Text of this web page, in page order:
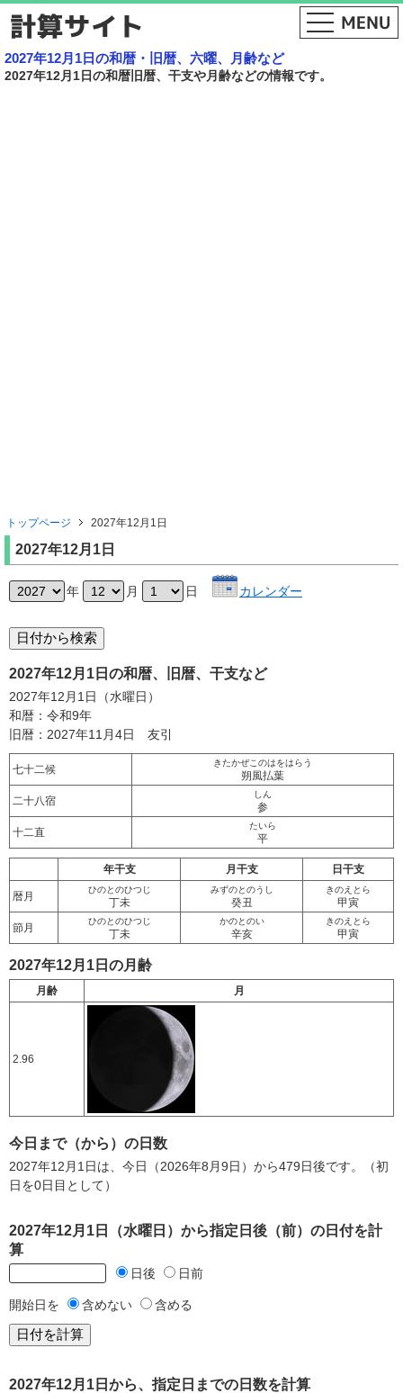
2027年12月1日の和暦・旧暦、六曜、月齢など
2027年12月1日の和暦旧暦、干支や月齢などの情報です。
トップページ 2027年12月1日
2027年12月1日
年 月 日 カレンダー
2027年12月1日の和暦、旧暦、干支など
2027年12月1日（水曜日）
和暦：令和9年
旧暦：2027年11月4日 友引
七十二候
きたかぜこのはをはらう
朔風払葉
二十八宿
しん
参
十二直
たいら
平
年干支 月干支 日干支
暦月
ひのとのひつじ
丁未
みずのとのうし
癸丑
きのえとら
甲寅
節月
ひのとのひつじ
丁未
かのとのい
辛亥
きのえとら
甲寅
2027年12月1日の月齢
月齢 月
2.96
今日まで（から）の日数
2027年12月1日は、今日（2026年8月9日）から479日後です。（初
日を0日目として）
2027年12月1日（水曜日）から指定日後（前）の日付を計
算
日後 日前
開始日を 含めない 含める
2027年12月1日から、指定日までの日数を計算